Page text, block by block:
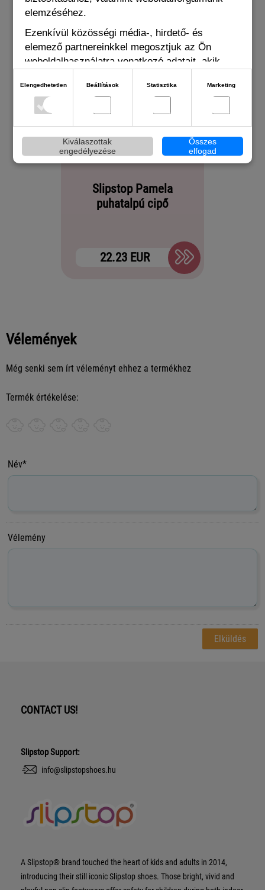
elemzéséhez.
Ezenkívül közösségi média-, hirdető- és
elemező partnereinkkel megosztjuk az Ön
weboldalhasználatra vonatkozó adatait, akik
amelyeket Ön adott meg számukra vagy az Ön
által használt más szolgáltatásokból gyűjtöttek.
Elengedhetetlen Beállítások Statisztika Marketing
Kiválaszottak
engedélyezése
Összes
elfogad
Slipstop Pamela
puhatalpú cipő
22.23 EUR
Vélemények
Még senki sem írt véleményt ehhez a termékhez
Termék értékelése:
Név*
Vélemény
CONTACT US!
Slipstop Support:
info@slipstopshoes.hu
A Slipstop® brand touched the heart of kids and adults in 2014,
introducing their still iconic Slipstop shoes. Those bright, vivid and